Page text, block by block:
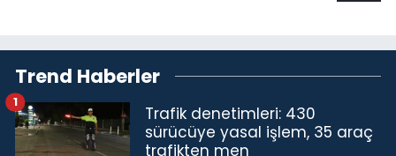
Trend Haberler
Trafik denetimleri: 430
sürücüye yasal işlem, 35 araç
trafikten men
1